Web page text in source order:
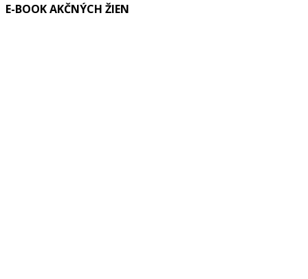
E-BOOK AKČNÝCH ŽIEN